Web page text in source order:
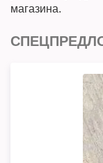
магазина.